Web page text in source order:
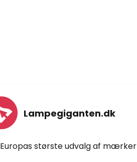
Lampegiganten.dk
Europas største udvalg af mærker